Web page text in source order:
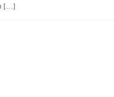
[…]